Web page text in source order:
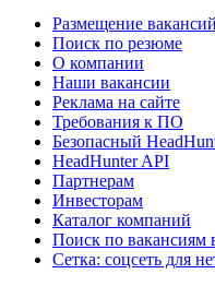
Размещение вакансий
Поиск по резюме
О компании
Наши вакансии
Реклама на сайте
Требования к ПО
Безопасный
HeadHunter API
Партнерам
Инвесторам
Каталог компаний
Поиск по вакансиям
Сетка: соцсеть для